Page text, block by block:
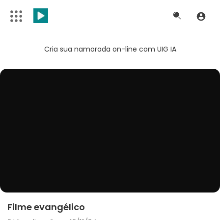
Cria sua namorada on-line com UIG IA
Filme evangélico